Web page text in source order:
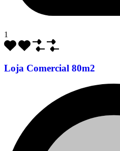
1
Loja Comercial 80m2